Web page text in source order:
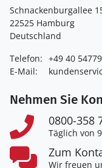
Schnackenburgallee
22525 Hamburg
Deutschland
Telefon: +49 40
E-Mail:
Nehmen Sie
0800-358
Täglich von
Zum
Wir freuen